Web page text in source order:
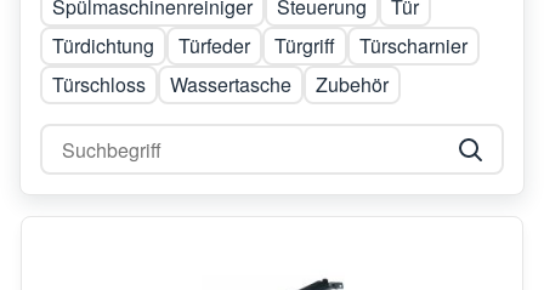
Spülmaschinenreiniger
Steuerung
Tür
Türdichtung
Türfeder Türgriff
Türscharnier
Türschloss
Wassertasche Zubehör